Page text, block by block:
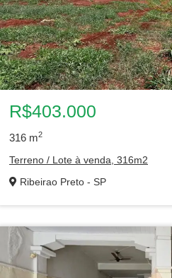
R$403.000
316 m2
Terreno / Lote à venda, 316m2
Ribeirao Preto - SP